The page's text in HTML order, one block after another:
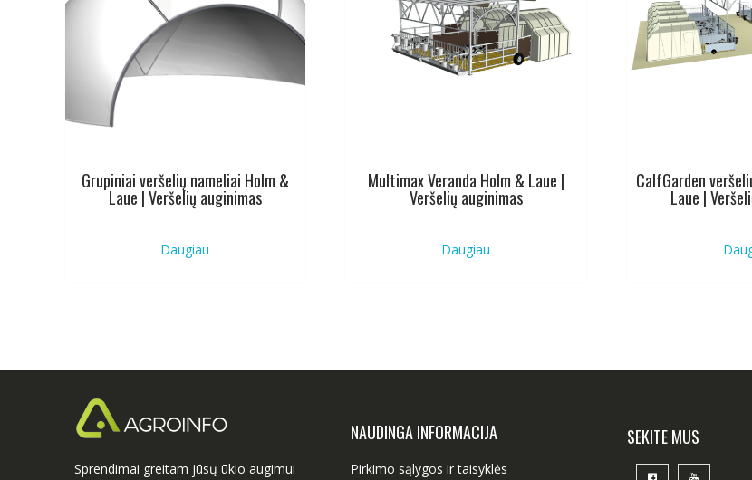
Grupiniai veršelių nameliai Holm &
Laue | Veršelių auginimas
Daugiau
Multimax Veranda Holm & Laue |
Veršelių auginimas
Daugiau
CalfGarden
Laue |
Sprendimai greitam jūsų ūkio augimui
NAUDINGA INFORMACIJA
Pirkimo sąlygos ir taisyklės
SEKITE MUS